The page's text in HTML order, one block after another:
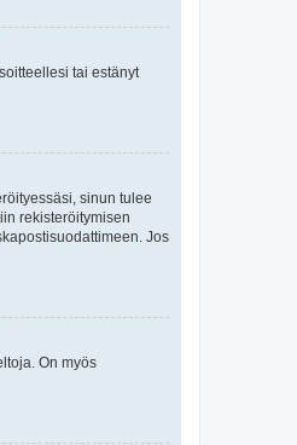
tai estänyt
sinun tulee
rekisteröitymisen
Jos
On myös